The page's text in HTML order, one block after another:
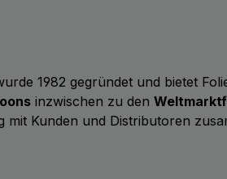
1982 gegründet und bietet
inzwischen zu den
mit Kunden und Distributoren